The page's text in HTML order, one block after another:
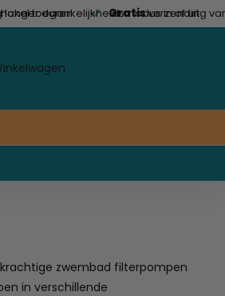
duren Gratisverzending vanaf
toegankelijkheidsmodus in of uit
zwembad filterpompen
in verschillende